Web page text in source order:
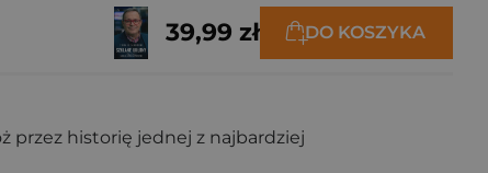
39,99 zł DO KOSZYKA
przez historię jednej z najbardziej